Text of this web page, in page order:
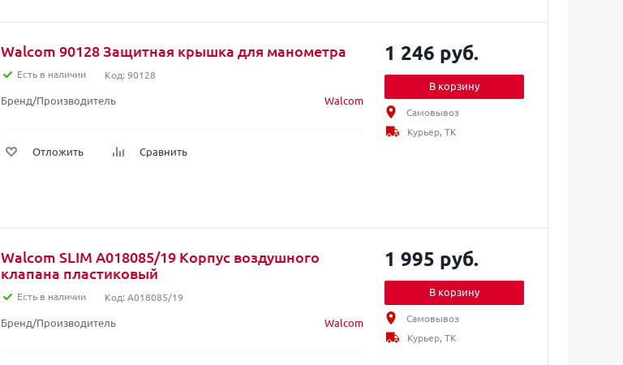
Walcom 90128 Защитная крышка для манометра
Есть в наличии Код: 90128
Бренд/Производитель Walcom
Отложить Сравнить
1 246 руб.
В корзину
Самовывоз
Курьер, ТК
Walcom SLIM A018085/19 Корпус воздушного
клапана пластиковый
Есть в наличии Код: A018085/19
Бренд/Производитель Walcom
1 995 руб.
В корзину
Самовывоз
Курьер, ТК